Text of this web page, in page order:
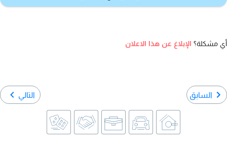
أي مشكلة؟ الإبلاغ عن هذا الاعلان
السابق التالي